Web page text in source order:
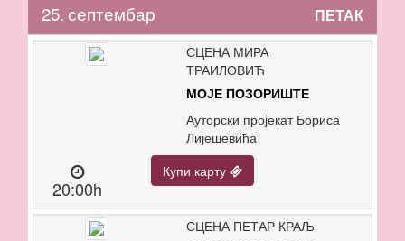
25. септембар ПЕТАК
СЦЕНА МИРА
ТРАИЛОВИЋ
МОЈЕ ПОЗОРИШТЕ
Ауторски пројекат Бориса
Лијешевића
20:00h
Купи карту
СЦЕНА ПЕТАР КРАЉ